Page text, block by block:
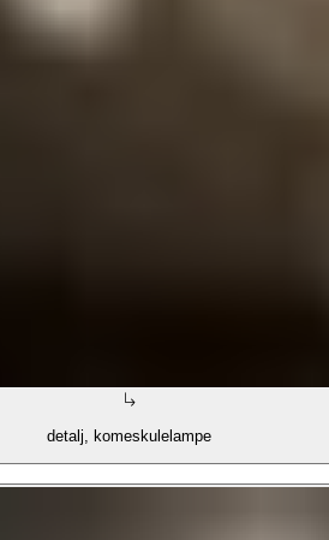
detalj, komeskulelampe